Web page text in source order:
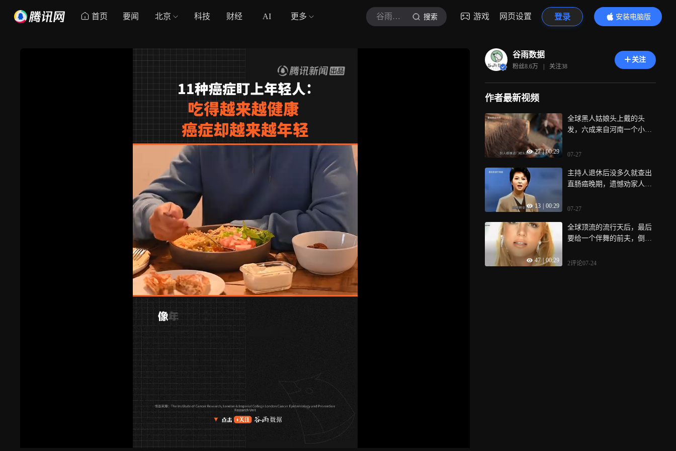
首页 要闻 北京 科技 财经 AI 更多 谷雨数据 搜索 游戏 网页设置 登录
安装电脑版
内容更精彩
谷雨数据
粉丝8.6万 | 关注38
关注
作者最新视频
27 | 00:29
全球黑人姑娘头上戴的头
发，六成来自河南一个小县
07-27
13 00:29
主持人退休后没多久就查出
直肠癌晚期，遗憾劝家人重
07-27
47 00:29
全球顶流的流行天后，最后
要给一个伴舞的前夫，倒贴1
2评论07-24